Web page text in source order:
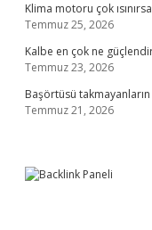
Klima motoru çok
Temmuz 25, 2026
Kalbe en çok ne
Temmuz 23, 2026
Başörtüsü takmayanların
Temmuz 21, 2026